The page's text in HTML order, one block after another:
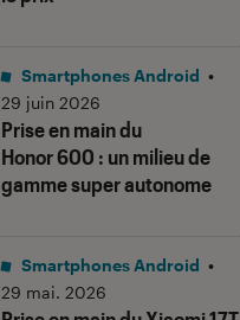
Prise en main du
Honor 600 : un milieu de
gamme super autonome
Smartphones Android •
29 juin 2026
Smartphones Android •
29 mai. 2026